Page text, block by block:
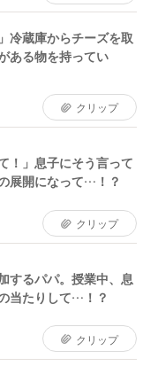
冷蔵庫からチーズを取
ある物を持ってい
クリップ
！」息子にそう言って
展開になって…！？
クリップ
するパパ。授業中、息
当たりして…！？
クリップ